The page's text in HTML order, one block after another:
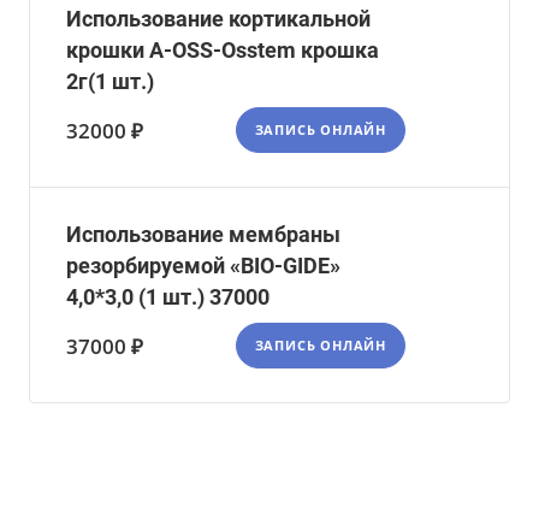
Использование кортикальной
крошки A-OSS-Osstem крошка
2г(1 шт.)
32000 ₽ ЗАПИСЬ ОНЛАЙН
Использование мембраны
резорбируемой «BIO-GIDE»
4,0*3,0 (1 шт.) 37000
37000 ₽ ЗАПИСЬ ОНЛАЙН